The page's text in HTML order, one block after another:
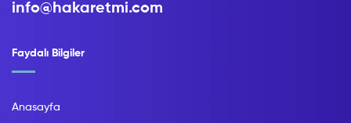
Faydalı Bilgiler
Anasayfa
info@hakaretmi.com